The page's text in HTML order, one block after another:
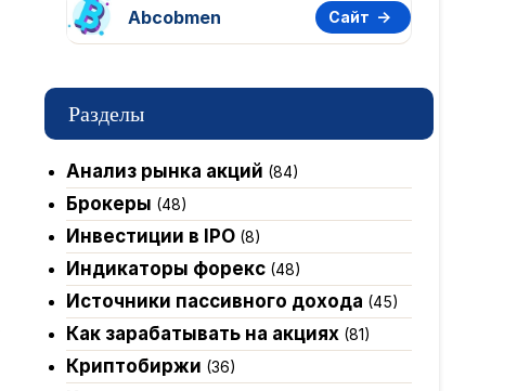
Abcobmen Сайт
Разделы
Анализ рынка акций (84)
Брокеры (48)
Инвестиции в IPO(8)
Индикаторы форекс(48)
Источники пассивного дохода (45)
Как зарабатывать на акциях(81)
Криптобиржи (36)